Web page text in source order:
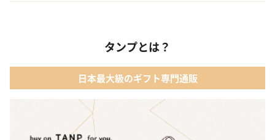
タンプとは？
日本最大級のギフト専門通販